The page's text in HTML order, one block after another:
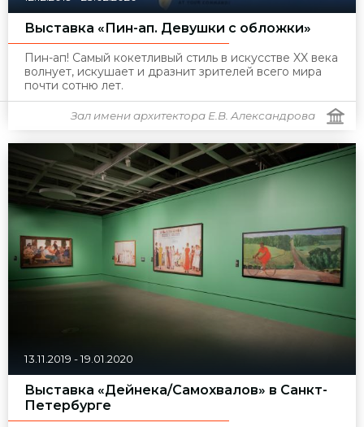
Выставка «Пин-ап. Девушки с обложки»
Пин-ап! Самый кокетливый стиль в искусстве XX века
волнует, искушает и дразнит зрителей всего мира
почти сотню лет.
Зал имени архитектора Е.В. Александрова
13.11.2019 -19.01.2020
Выставка «Дейнека/Самохвалов» в Санкт-
Петербурге